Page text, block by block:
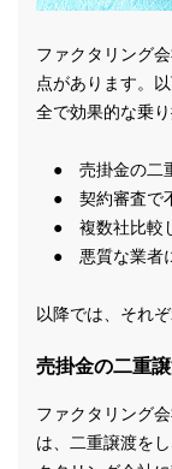
ファクタリング
点があります。
全で効果的な乗
● 売掛金の二
● 契約審査で
● 複数社比較
● 悪質な業者
以降では、それ
売掛金の二重
ファクタリング
は、二重譲渡を